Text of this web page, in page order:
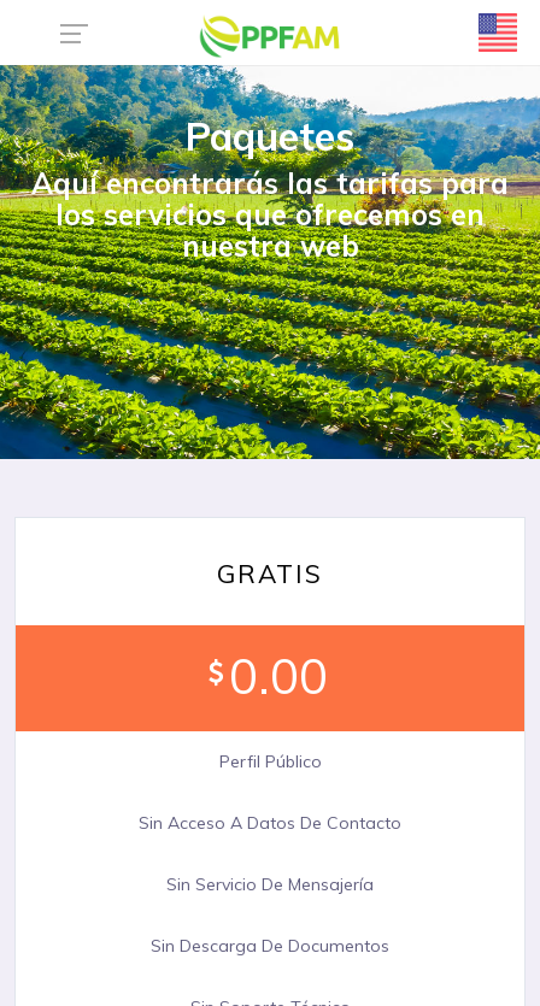
Paquetes
Aquí encontrarás las tarifas para
los servicios que ofrecemos en
nuestra web
GRATIS
0.00
Perfil Público
Sin Acceso A Datos De Contacto
Sin Servicio De Mensajería
Sin Descarga De Documentos